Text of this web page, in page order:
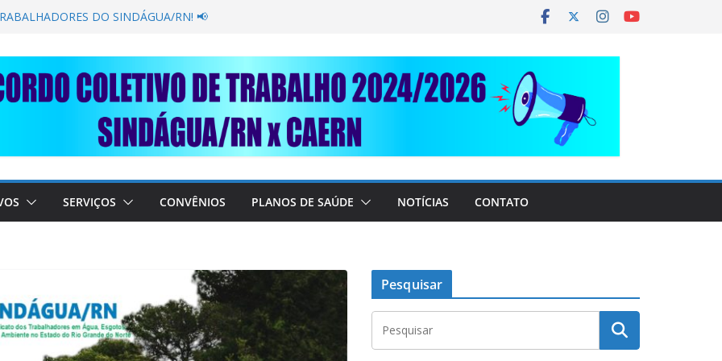
SECAR SUA TORNEIRA: UNIDOS
A SABESP! 🚨
AJUDE O NOSSO
RAIMUNDO DA CAERN!
SERVIÇOS CONVÊNIOS PLANOS DE SAÚDE NOTÍCIAS CONTATO
Pesquisar